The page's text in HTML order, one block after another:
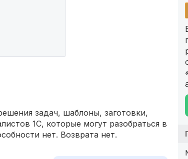
задач, шаблоны, заготовки,
1С, которые могут разобраться в
нет. Возврата нет.